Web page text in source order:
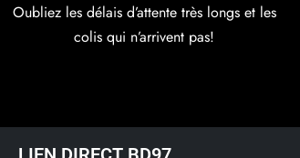
Oubliez les délais d’attente très longs et les
colis qui n’arrivent pas!